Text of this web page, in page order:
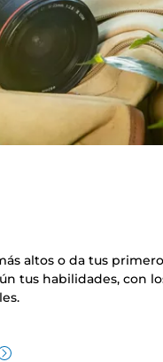
altos o da tus
tus habilidades, con